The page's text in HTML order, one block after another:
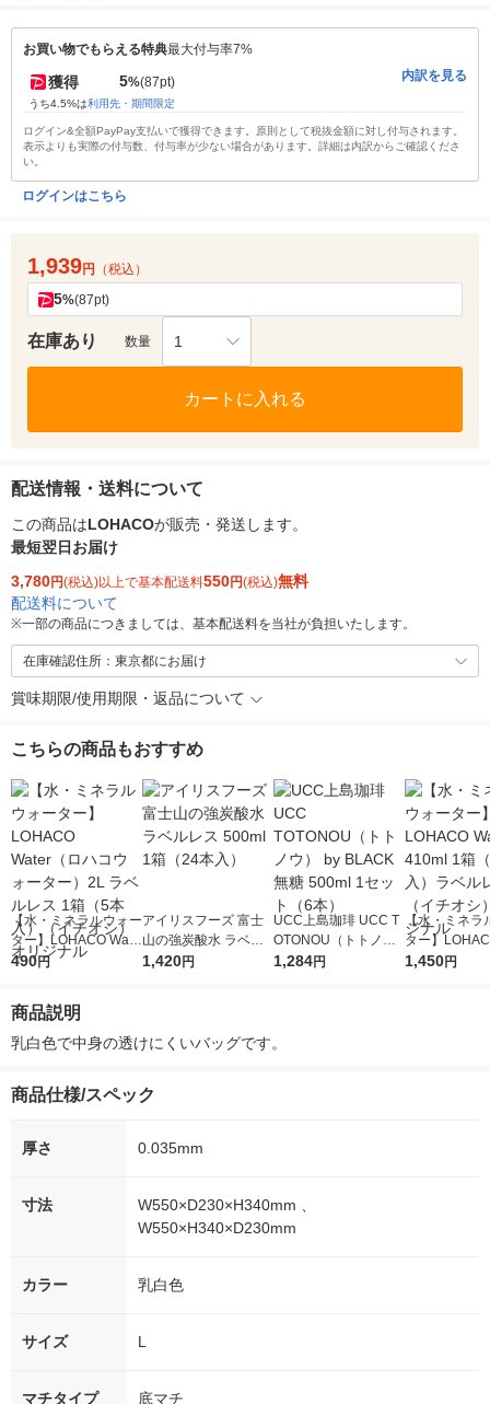
お買い物でもらえる特典最大付与率7%
獲得 5%(87pt)
うち4.5%は利用先・期間限定
内訳を見る
ログイン&全額PayPay支払いで獲得できます。原則として税抜金額に対し付与されます。
表示よりも実際の付与数、付与率が少ない場合があります。詳細は内訳からご確認くださ
い。
ログインはこちら
1,939円 （税込）
5%(87pt)
在庫あり 数量 1
カートに入れる
配送情報・送料について
この商品はLOHACOが販売・発送します。
最短翌日お届け
3,780円(税込)以上で基本配送料550円(税込)無料
配送料について
※一部の商品につきましては、基本配送料を当社が負担いたします。
在庫確認住所：東京都にお届け
賞味期限/使用期限・返品について
こちらの商品もおすすめ
【水・ミネラルウォー
ター】LOHACO Wate
r（ロハコウォータ
シ） オリジナル
490円
アイリスフーズ 富士
山の強炭酸水 ラベル
レス 500ml 1箱（24
1,420円
UCC上島珈琲 UCC T
OTONOU（トトノ
ウ） by BLACK無糖 5
1,284円
【水・ミネラ
ター】
r 410ml 1箱（
1,450円
商品説明
乳白色で中身の透けにくいバッグです。
商品仕様/スペック
厚さ 0.035mm
寸法
W550×D230×H340mm 、
W550×H340×D230mm
カラー 乳白色
サイズ L
マチタイプ 底マチ